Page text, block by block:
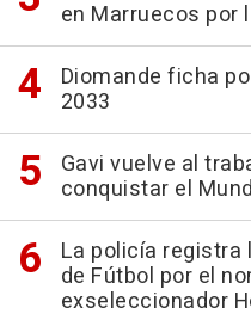
en Marruecos por
Diomande ficha
2033
Gavi vuelve al
conquistar el
La policía registra
de Fútbol por el
exseleccionador